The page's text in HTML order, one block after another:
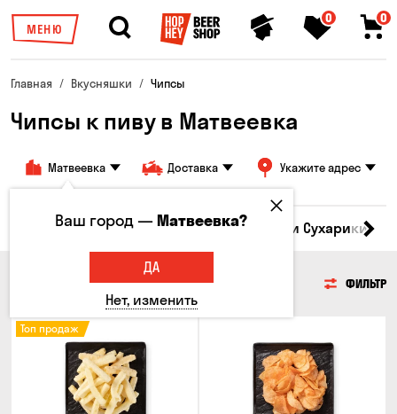
МЕНЮ
0 0
Главная Вкусняшки Чипсы
Чипсы к пиву в Матвеевка
Матвеевка Доставка Укажите адрес
Кукуруза Семечки Чипсы Гренки и Сухарики
ФИЛЬТР
Топ продаж
Ваш город —Матвеевка?
ДА
Нет, изменить